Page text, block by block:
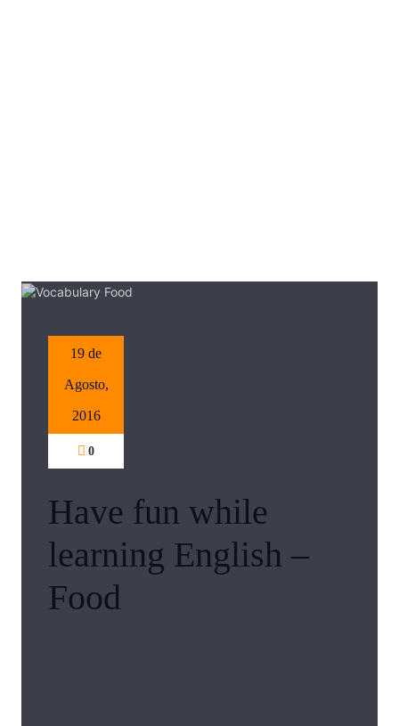
19 de
Agosto,
2016
0
Have fun while
learning English –
Food